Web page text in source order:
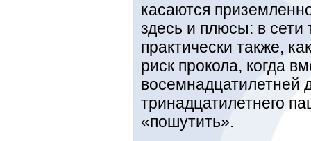
касаются
здесь и плюсы: в сети
практически также,
риск прокола, когда
восемнадцатилетней
тринадцатилетнего
«пошутить».